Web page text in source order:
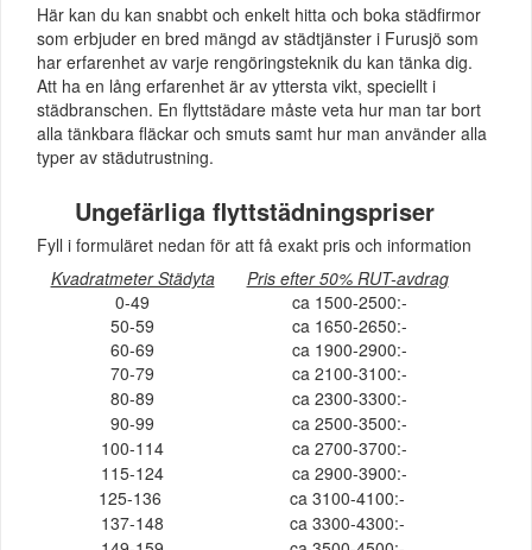
Här kan du kan snabbt och enkelt hitta och boka städfirmor
som erbjuder en bred mängd av städtjänster i Furusjö som
har erfarenhet av varje rengöringsteknik du kan tänka dig.
Att ha en lång erfarenhet är av yttersta vikt, speciellt i
städbranschen. En flyttstädare måste veta hur man tar bort
alla tänkbara fläckar och smuts samt hur man använder alla
typer av städutrustning.
Ungefärliga flyttstädningspriser
Fyll i formuläret nedan för att få exakt pris och information
Kvadratmeter Städyta
Pris efter 50% RUT-avdrag
0-49
ca 1500-2500:-
50-59
ca 1650-2650:-
60-69
ca 1900-2900:-
70-79
ca 2100-3100:-
80-89
ca 2300-3300:-
90-99
ca 2500-3500:-
100-114
ca 2700-3700:-
115-124
ca 2900-3900:-
125-136
ca 3100-4100:-
137-148
ca 3300-4300:-